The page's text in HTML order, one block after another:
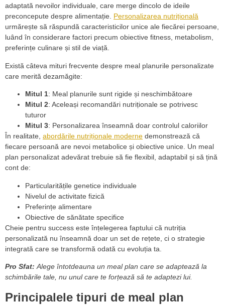
adaptată nevoilor individuale, care merge dincolo de ideile
preconcepute despre alimentație. Personalizarea nutrițională
urmărește să răspundă caracteristicilor unice ale fiecărei persoane,
luând în considerare factori precum obiective fitness, metabolism,
preferințe culinare și stil de viață.
Există câteva mituri frecvente despre meal planurile personalizate
care merită dezamăgite:
Mitul 1: Meal planurile sunt rigide și neschimbătoare
Mitul 2: Aceleași recomandări nutriționale se potrivesc
tuturor
Mitul 3: Personalizarea înseamnă doar controlul caloriilor
În realitate, abordările nutriționale moderne demonstrează că
fiecare persoană are nevoi metabolice și obiective unice. Un meal
plan personalizat adevărat trebuie să fie flexibil, adaptabil și să țină
cont de:
Particularitățile genetice individuale
Nivelul de activitate fizică
Preferințe alimentare
Obiective de sănătate specifice
Cheie pentru success este înțelegerea faptului că nutriția
personalizată nu înseamnă doar un set de rețete, ci o strategie
integrată care se transformă odată cu evoluția ta.
Pro Sfat: Alege întotdeauna un meal plan care se adaptează la
schimbările tale, nu unul care te forțează să te adaptezi lui.
Principalele tipuri de meal plan